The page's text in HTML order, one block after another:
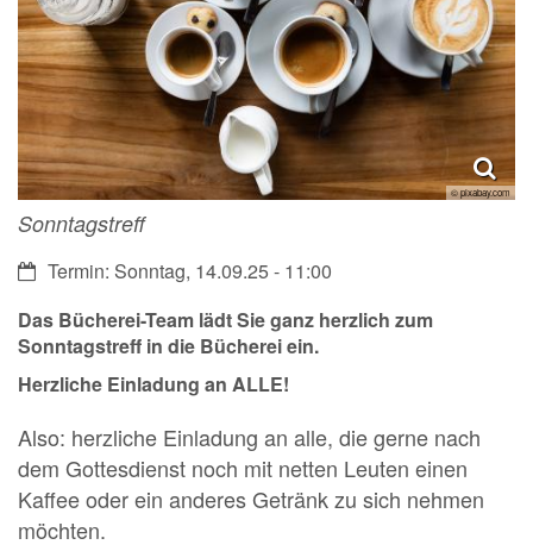
© pixabay.com
Sonntagstreff
Datum:Termin: Sonntag, 14.09.25 - 11:00
Das Bücherei-Team lädt Sie ganz herzlich zum
Sonntagstreff in die Büchereiein.
Herzliche Einladung an ALLE!
Also: herzliche Einladung an alle, die gerne nach
dem Gottesdienst noch mit netten Leuten einen
Kaffee oder ein anderes Getränk zu sich nehmen
möchten.